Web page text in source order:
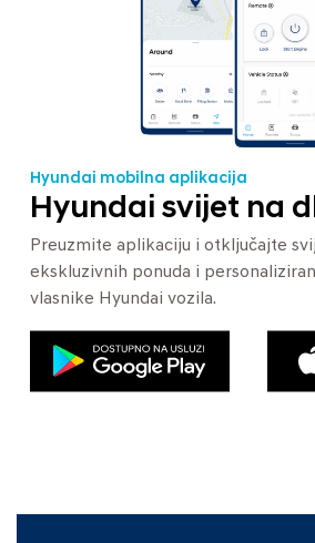
Hyundai mobilna aplikacija
Hyundai svijet na
Preuzmite aplikaciju i otključajte
ekskluzivnih ponuda i
vlasnike Hyundai vozila.